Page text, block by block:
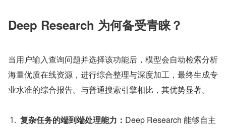
Deep Research 为何备受青睐？
当用户输入查询问题并选择该功能后，模型会自动检索分析
海量优质在线资源，进行综合整理与深度加工，最终生成专
业水准的综合报告。与普通搜索引擎相比，其优势显著。
复杂任务的端到端处理能力： Deep Research 能够自主